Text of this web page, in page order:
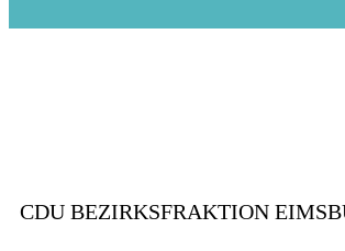
CDU BEZIRKSFRAKTION